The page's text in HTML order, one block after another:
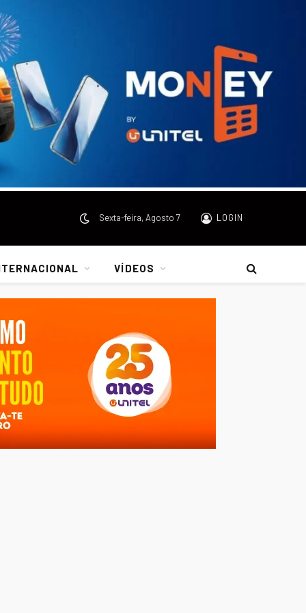
Sexta-feira, Agosto 7 LOGIN
VÍDEOS